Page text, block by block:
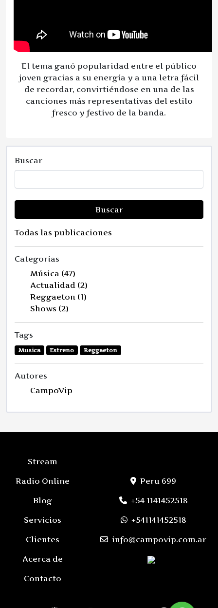
El tema ganó popularidad entre el público
joven gracias a su energía y a una letra fácil
de recordar, convirtiéndose en una de las
canciones más representativas del estilo
fresco y festivo de la banda.
Buscar
Buscar
Todas las publicaciones
Categorías
Música (47)
Actualidad (2)
Reggaeton (1)
Shows (2)
Tags
Musica Estreno Reggaeton
Autores
CampoVip
Stream
Radio Online
Blog
Servicios
Clientes
Acerca de
Contacto
Peru 699
+54 1141452518
+541141452518
info@campovip.com.ar